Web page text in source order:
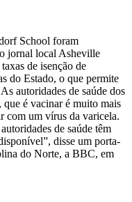
School foram
jornal local Asheville
de isenção de
do Estado, o que permite
autoridades de saúde dos
é vacinar é muito mais
com um vírus da varicela.
de saúde têm
disse um porta-
do Norte, a BBC, em